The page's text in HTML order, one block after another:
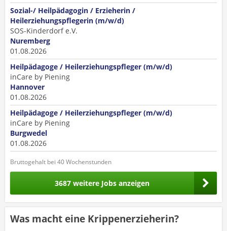
Sozial-/ Heilpädagogin / Erzieherin /
Heilerziehungspflegerin (m/w/d)
SOS-Kinderdorf e.V.
Nuremberg
01.08.2026
Heilpädagoge / Heilerziehungspfleger (m/w/d)
inCare by Piening
Hannover
01.08.2026
Heilpädagoge / Heilerziehungspfleger (m/w/d)
inCare by Piening
Burgwedel
01.08.2026
Bruttogehalt bei 40 Wochenstunden
3687 weitere Jobs anzeigen
Was macht eine Krippenerzieherin?